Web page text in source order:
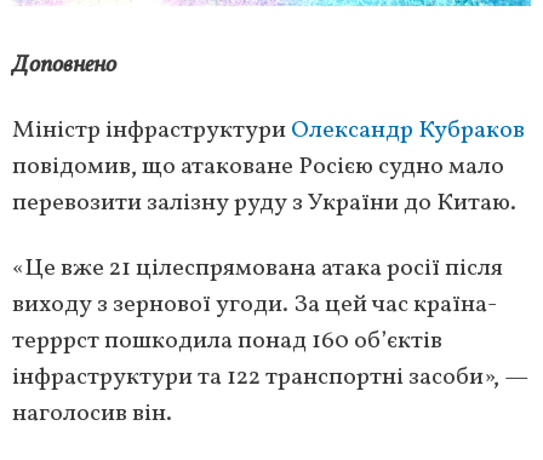
Доповнено
Міністр інфраструктуриОлександр Кубраков
повідомив, що атаковане Росією судно мало
перевозити залізну руду з України до Китаю.
«Це вже 21 цілеспрямована атака росії після
виходу з зернової угоди. За цей час країна-
терррст пошкодила понад 160 об’єктів
інфраструктури та 122 транспортні засоби», —
наголосив він.